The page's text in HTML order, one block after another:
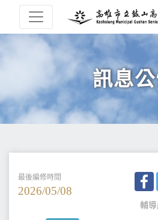
訊息
最後編修時間
2026/05/08
輔